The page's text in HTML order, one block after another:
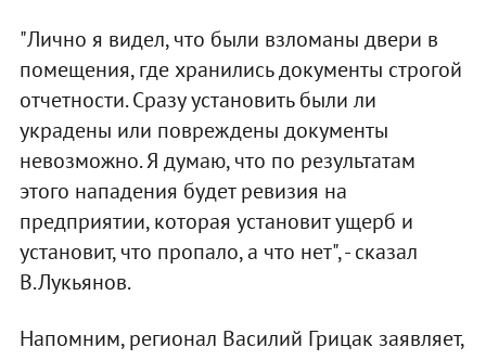
"Лично я видел, что были взломаны двери в
помещения, где хранились документы строгой
отчетности. Сразу установить были ли
украдены или повреждены документы
невозможно. Я думаю, что по результатам
этого нападения будет ревизия на
предприятии, которая установит ущерб и
установит, что пропало, а что нет", - сказал
В.Лукьянов.
Напомним, регионал Василий Грицак заявляет,